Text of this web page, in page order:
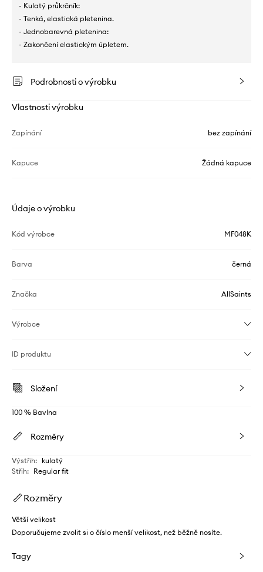
- Kulatý průkrčník:
- Tenká, elastická pletenina.
- Jednobarevná pletenina:
- Zakončení elastickým úpletem.
Podrobnosti o výrobku
Vlastnosti výrobku
Zapínání bez zapínání
Kapuce Žádná kapuce
Údaje o výrobku
Kód výrobce MF048K
Barva černá
Značka AllSaints
Výrobce
ID produktu
Složení
100 % Bavlna
Rozměry
Výstřih: kulatý
Střih: Regular fit
Rozměry
Větší velikost
Doporučujeme zvolit si o číslo menší velikost, než běžně nosíte.
Tagy